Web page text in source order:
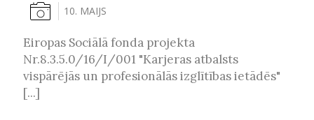
10. MAIJS
Eiropas Sociālā fonda projekta
Nr.8.3.5.0/16/I/001 "Karjeras atbalsts
vispārējās un profesionālās izglītības ietādēs"
[...]